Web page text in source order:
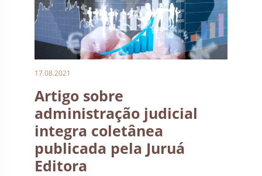
17.08.2021
Artigo sobre
administração judicial
integra coletânea
publicada pela Juruá
Editora